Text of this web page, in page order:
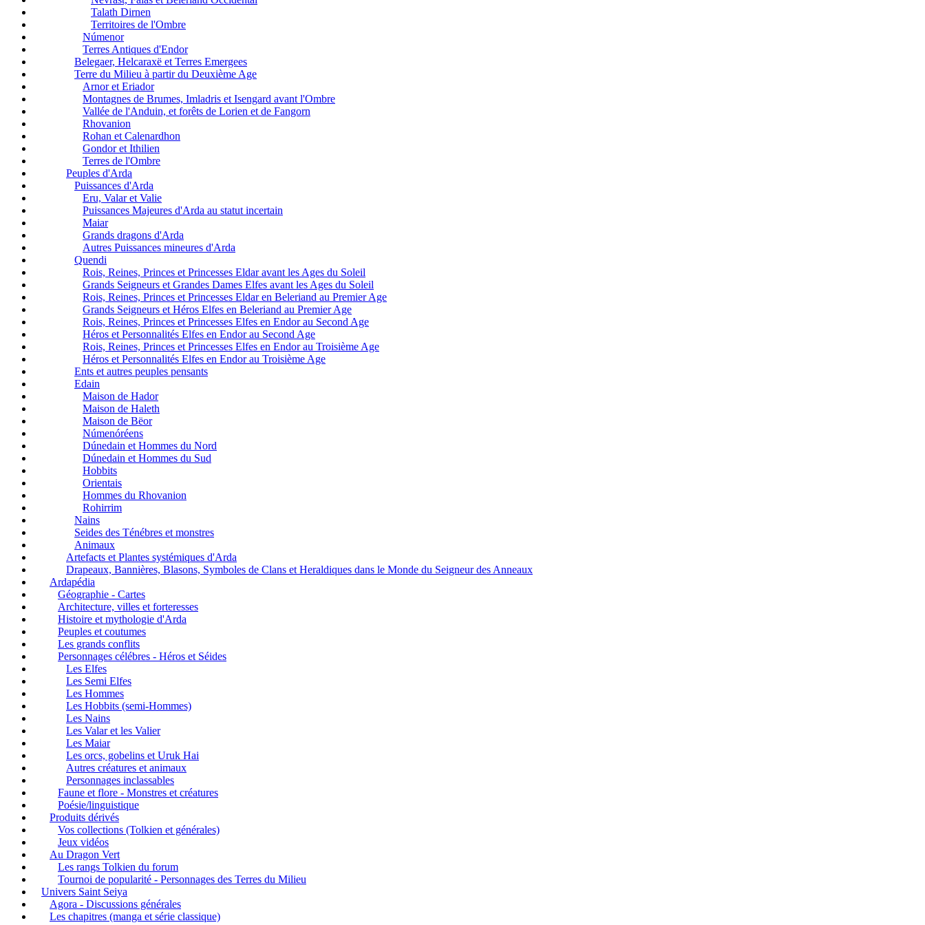
Talath Dirnen
Territoires de l'Ombre
Númenor
Terres Antiques d'Endor
Belegaer, Helcaraxë et Terres Emergees
Terre du Milieu à partir du Deuxième Age
Arnor et Eriador
Montagnes de Brumes, Imladris et Isengard avant l'Ombre
Vallée de l'Anduin, et forêts de Lorien et de Fangorn
Rhovanion
Rohan et Calenardhon
Gondor et Ithilien
Terres de l'Ombre
Peuples d'Arda
Puissances d'Arda
Eru, Valar et Valie
Puissances Majeures d'Arda au statut incertain
Maiar
Grands dragons d'Arda
Autres Puissances mineures d'Arda
Quendi
Rois, Reines, Princes et Princesses Eldar avant les Ages du Soleil
Grands Seigneurs et Grandes Dames Elfes avant les Ages du Soleil
Rois, Reines, Princes et Princesses Eldar en Beleriand au Premier Age
Grands Seigneurs et Héros Elfes en Beleriand au Premier Age
Rois, Reines, Princes et Princesses Elfes en Endor au Second Age
Héros et Personnalités Elfes en Endor au Second Age
Rois, Reines, Princes et Princesses Elfes en Endor au Troisième Age
Héros et Personnalités Elfes en Endor au Troisième Age
Ents et autres peuples pensants
Edain
Maison de Hador
Maison de Haleth
Maison de Bëor
Númenóréens
Dúnedain et Hommes du Nord
Dúnedain et Hommes du Sud
Hobbits
Orientais
Hommes du Rhovanion
Rohirrim
Nains
Seides des Ténébres et monstres
Animaux
Artefacts et Plantes systémiques d'Arda
Drapeaux, Bannières, Blasons, Symboles de Clans et Heraldiques dans le Monde du Seigneur des Anneaux
Ardapédia
Géographie - Cartes
Architecture, villes et forteresses
Histoire et mythologie d'Arda
Peuples et coutumes
Les grands conflits
Personnages célébres - Héros et Séides
Les Elfes
Les Semi Elfes
Les Hommes
Les Hobbits (semi-Hommes)
Les Nains
Les Valar et les Valier
Les Maiar
Les orcs, gobelins et Uruk Hai
Autres créatures et animaux
Personnages inclassables
Faune et flore - Monstres et créatures
Poésie/linguistique
Produits dérivés
Vos collections (Tolkien et générales)
Jeux vidéos
Au Dragon Vert
Les rangs Tolkien du forum
Tournoi de popularité - Personnages des Terres du Milieu
Univers Saint Seiya
Agora - Discussions générales
Les chapitres (manga et série classique)